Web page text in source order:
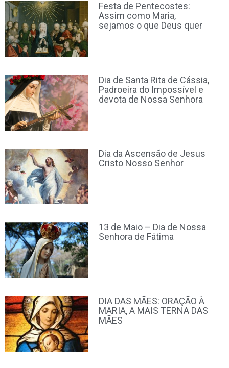
Festa de Pentecostes:
Assim como Maria,
sejamos o que Deus quer
Dia de Santa Rita de Cássia,
Padroeira do Impossível e
devota de Nossa Senhora
Dia da Ascensão de Jesus
Cristo Nosso Senhor
13 de Maio – Dia de Nossa
Senhora de Fátima
DIA DAS MÃES: ORAÇÃO À
MARIA, A MAIS TERNA DAS
MÃES